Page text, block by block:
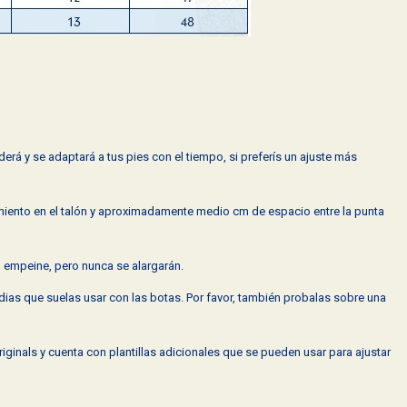
y se adaptará a tus pies con el tiempo, si preferís un ajuste más
en el talón y aproximadamente medio cm de espacio entre la punta
pero nunca se alargarán.
que suelas usar con las botas. Por favor, también probalas sobre una
y cuenta con plantillas adicionales que se pueden usar para ajustar